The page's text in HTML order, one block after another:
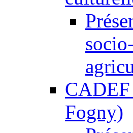
CADEF
Fogny)